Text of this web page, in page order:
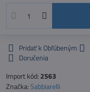
Pridať k Obľúbeným
Doručenia
Import kód: 2563
Značka:Sabbiarelli